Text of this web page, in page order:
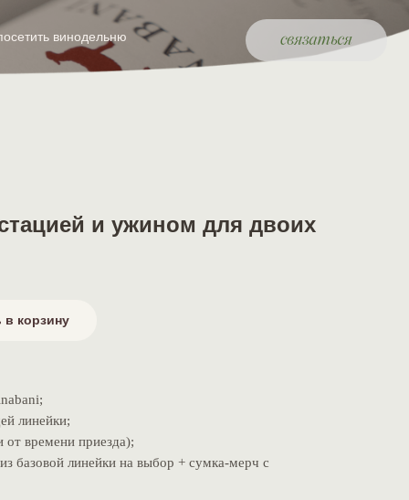
винодельню
и ужином для двоих
в корзину
линейки;
от времени приезда);
базовой линейки на выбор + сумка-мерч с